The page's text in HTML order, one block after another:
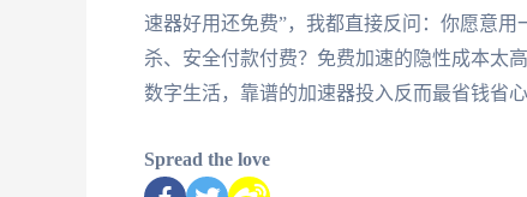
速器好用还免费”，我都直接反问：你愿意
杀、安全付款付费？免费加速的隐性成本
数字生活，靠谱的加速器投入反而最省钱省心
Spread the love